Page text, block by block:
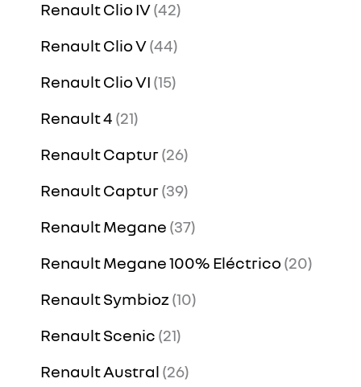
Renault Clio IV 42
Renault Clio V 44
Renault Clio VI 15
Renault 4 21
Renault Captur 26
Renault Captur 39
Renault Megane 37
Renault Megane 100% Eléctrico 20
Renault Symbioz 10
Renault Scenic 21
Renault Austral 26